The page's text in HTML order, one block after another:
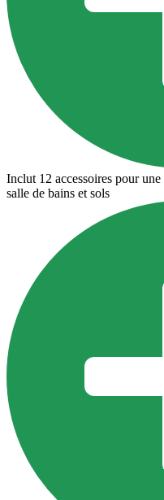
Inclut 12 accessoires pour
salle de bains et sols